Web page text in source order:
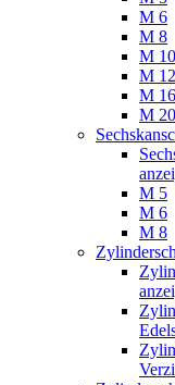
M 6
M 8
M 10
M 12
M 16
M 20
M 5
M 6
M 8